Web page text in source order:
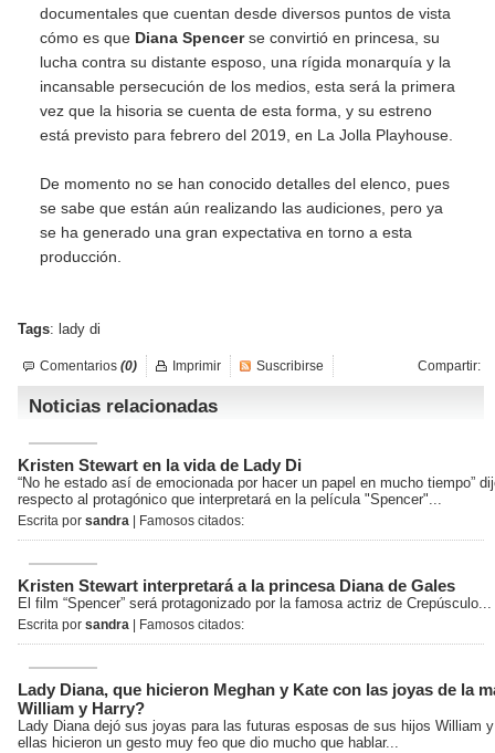
documentales que cuentan desde diversos puntos de vista
cómo es que Diana Spencerse convirtió en princesa, su
lucha contra su distante esposo, una rígida monarquía y la
incansable persecución de los medios, esta será la primera
vez que la hisoria se cuenta de esta forma, y su estreno
está previsto para febrero del 2019, en La Jolla Playhouse.
De momento no se han conocido detalles del elenco, pues
se sabe que están aún realizando las audiciones, pero ya
se ha generado una gran expectativa en torno a esta
producción.
Tags: lady di
Comentarios (0) Compartir:
Imprimir Suscribirse
Noticias relacionadas
Kristen Stewart en la vida de Lady Di
“No he estado así de emocionada por hacer un papel en mucho tiempo”
respecto al protagónico que interpretará en la película "Spencer"...
Escrita por sandra | Famosos citados:
Kristen Stewart interpretará a la princesa Diana de Gales
El film “Spencer” será protagonizado por la famosa actriz de Crepúsculo...
Escrita por sandra | Famosos citados:
Lady Diana, que hicieron Meghan y Kate con las joyas de la
William y Harry?
Lady Diana dejó sus joyas para las futuras esposas de sus hijos William
ellas hicieron un gesto muy feo que dio mucho que hablar...